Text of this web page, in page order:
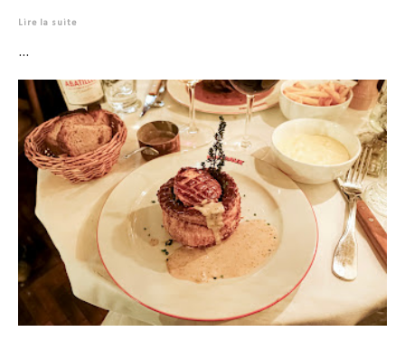
Lire la suite
...